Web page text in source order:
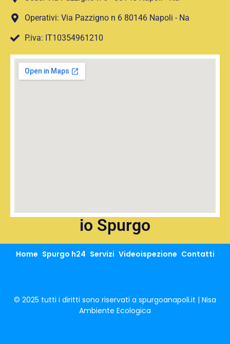
Operativi: Via Pazzigno n 6 80146 Napoli - Na
P.iva: IT10354961210
io Spurgo
Home Spurgo h24 Servizi Videoispezione Contatti
© 2025 tutti i diritti sono riservati a spurgoanapoli.it | Nisa
Ambiente Ecologica